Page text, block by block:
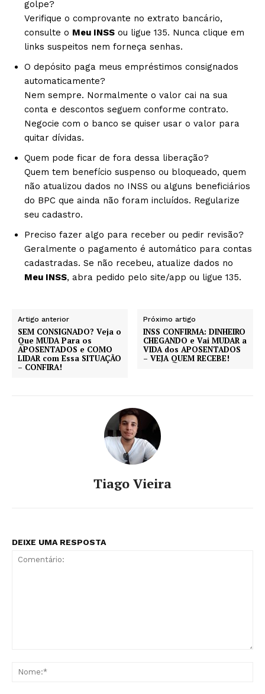
golpe?
Verifique o comprovante no extrato bancário,
consulte o Meu INSS ou ligue 135. Nunca clique em
links suspeitos nem forneça senhas.
O depósito paga meus empréstimos consignados
automaticamente?
Nem sempre. Normalmente o valor cai na sua
conta e descontos seguem conforme contrato.
Negocie com o banco se quiser usar o valor para
quitar dívidas.
Quem pode ficar de fora dessa liberação?
Quem tem benefício suspenso ou bloqueado, quem
não atualizou dados no INSS ou alguns beneficiários
do BPC que ainda não foram incluídos. Regularize
seu cadastro.
Preciso fazer algo para receber ou pedir revisão?
Geralmente o pagamento é automático para contas
cadastradas. Se não recebeu, atualize dados no
Meu INSS, abra pedido pelo site/app ou ligue 135.
Artigo anterior
SEM CONSIGNADO? Veja o
Que MUDA Para os
APOSENTADOS e COMO
LIDAR com Essa SITUAÇÃO
– CONFIRA!
Próximo artigo
INSS CONFIRMA: DINHEIRO
CHEGANDO e Vai MUDAR a
VIDA dos APOSENTADOS
– VEJA QUEM RECEBE!
Tiago Vieira
DEIXE UMA RESPOSTA